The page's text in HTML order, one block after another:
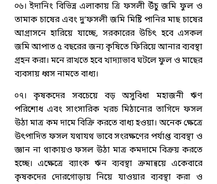
০৬। ইদানিং বিভিন্ন এলাকায় ত্রি ফসলী উঁচু জমি ফুল ও
তামাক চাষের এবং দু’ফসলী জমি মিষ্টি পানির মাছ চাষের
আগ্রাসনে হারিয়ে যাচ্ছে, সরকারের উচিৎ হবে এসকল
জমি আপাত ৫ বছরের জন্য কৃষিতে ফিরিয়ে আনার ব্যবস্থা
গ্রহন করা। মনে রাখতে হবে খাদ্যাভাব ঘটলে ফুল ও মাছের
ব্যবসায় ধ্বস নামতে বাধ্য।
০৭। কৃষকদের সবচেয়ে বড় অসুবিধা মহাজনী ঋণ
পরিশোধ এবং সাংসারিক খরচ মিঠানোর তাগিদে ফসল
উঠা মাত্র কম দামে বিক্রি করতে বাধ্য হওয়া। অনেক ক্ষেত্রে
উৎপাদিত ফসল যথাযথ ভাবে সংরক্ষণের পর্যাপ্ত ব্যবস্থা ও
জ্ঞান না থাকায়ও ফসল উঠা মাত্র কমদামে বিক্রয় করতে
হচ্ছে। এক্ষেত্রে ব্যাংক ঋন ব্যবস্থা ক্রমান্বয়ে একেবারে
কৃষকদের দোরগোড়ায় নিয়ে যাওয়ার ব্যবস্থা করা ও